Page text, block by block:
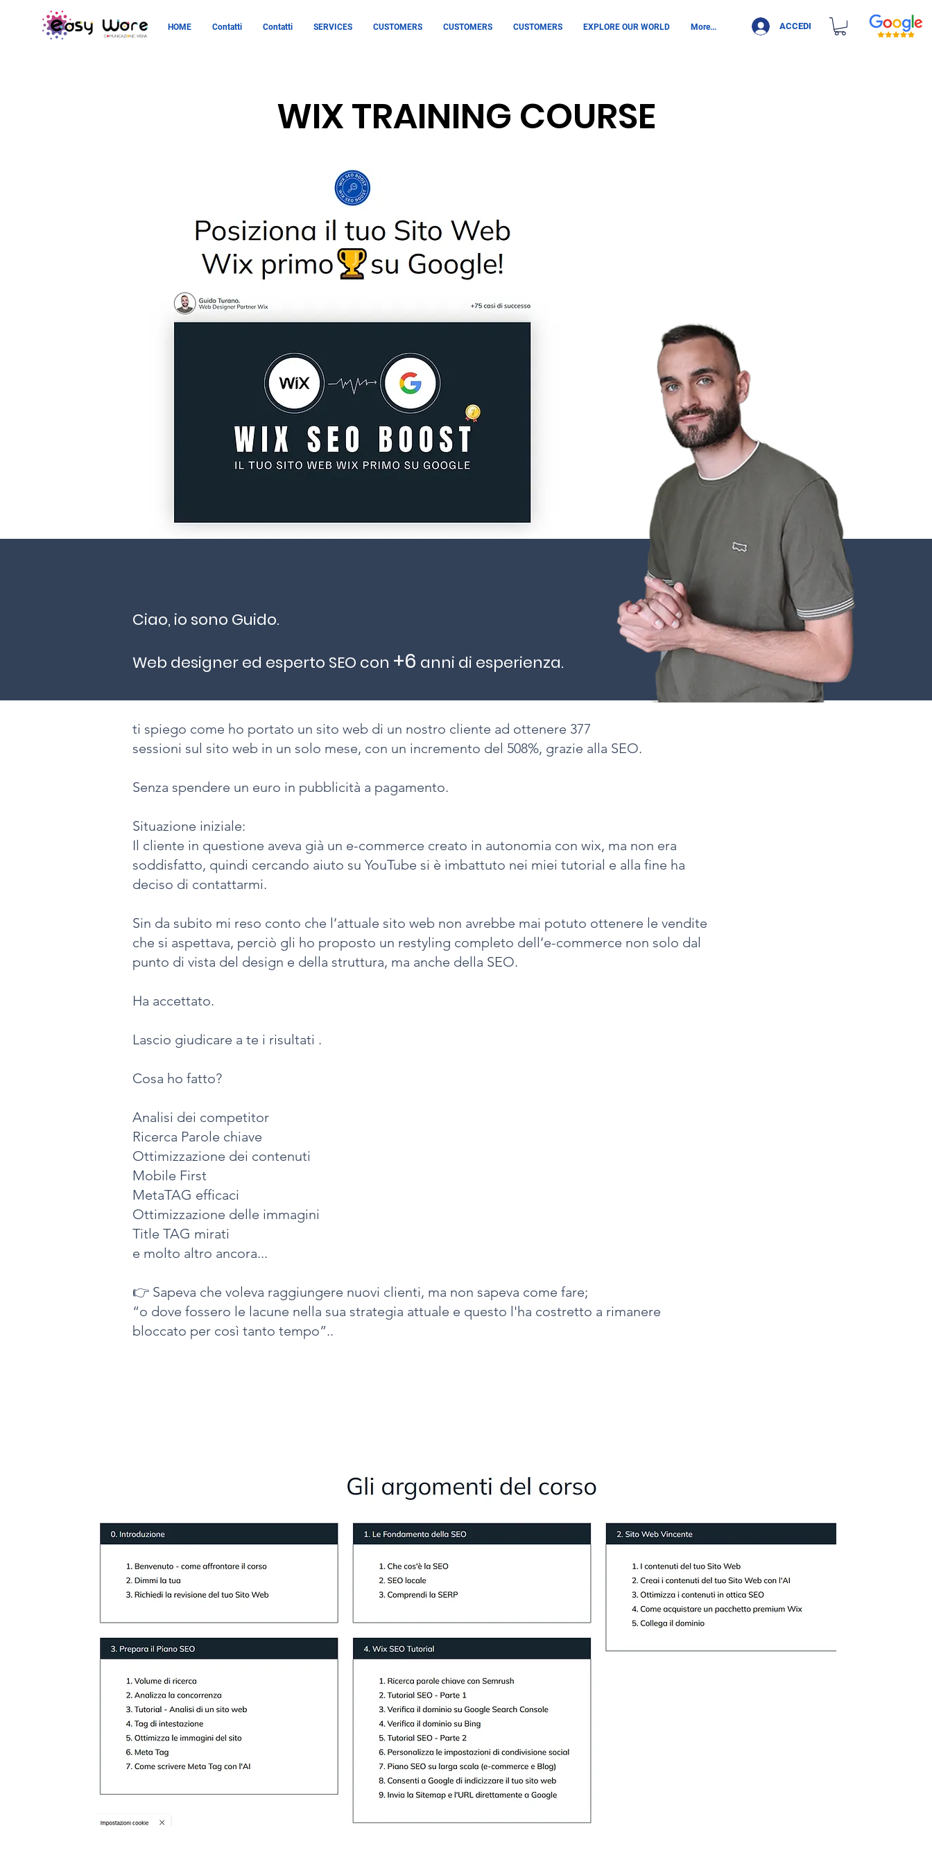
HOME Contatti Contatti SERVICES CUSTOMERS CUSTOMERS CUSTOMERS EXPLORE OUR WORLD More... ACCEDI
Ciao, io sono Guido.
Web designer ed esperto SEO con +6 anni di esperienza.
WIX TRAINING COURSE
ti spiego come ho portato un sito web di un nostro cliente ad ottenere 377
sessioni sul sito web in un solo mese, con un incremento del 508%, grazie alla SEO.
Senza spendere un euro in pubblicità a pagamento.
Situazione iniziale:
Il cliente in questione aveva già un e-commerce creato in autonomia con wix, ma non era
soddisfatto, quindi cercando aiuto su YouTube si è imbattuto nei miei tutorial e alla fine ha
deciso di contattarmi.
Sin da subito mi reso conto che l’attuale sito web non avrebbe mai potuto ottenere le vendite
che si aspettava, perciò gli ho proposto un restyling completo dell’e-commerce non solo dal
punto di vista del design e della struttura, ma anche della SEO.
Ha accettato.
Lascio giudicare a te i risultati .
Cosa ho fatto?
Analisi dei competitor
Ricerca Parole chiave
Ottimizzazione dei contenuti
Mobile First
MetaTAG efficaci
Ottimizzazione delle immagini
Title TAG mirati
e molto altro ancora...
👉 Sapeva che voleva raggiungere nuovi clienti, ma non sapeva come fare;
“o dove fossero le lacune nella sua strategia attuale e questo l'ha costretto a rimanere
bloccato per così tanto tempo”..